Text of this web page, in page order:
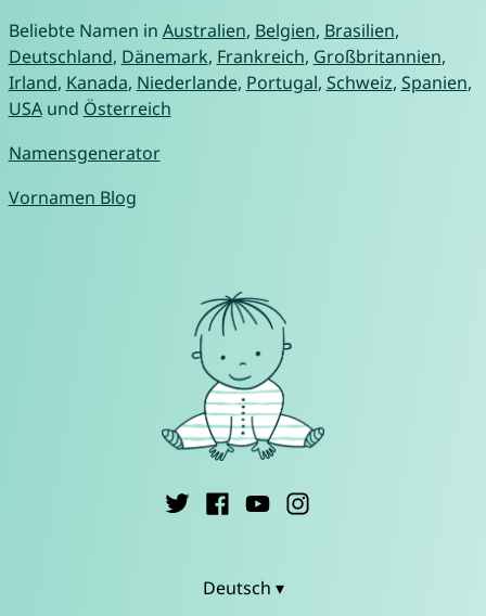
Beliebte Namen in Australien, Belgien, Brasilien,
Deutschland, Dänemark, Frankreich, Großbritannien,
Irland, Kanada, Niederlande, Portugal, Schweiz, Spanien,
USAund Österreich
Namensgenerator
Vornamen Blog
Deutsch ▾